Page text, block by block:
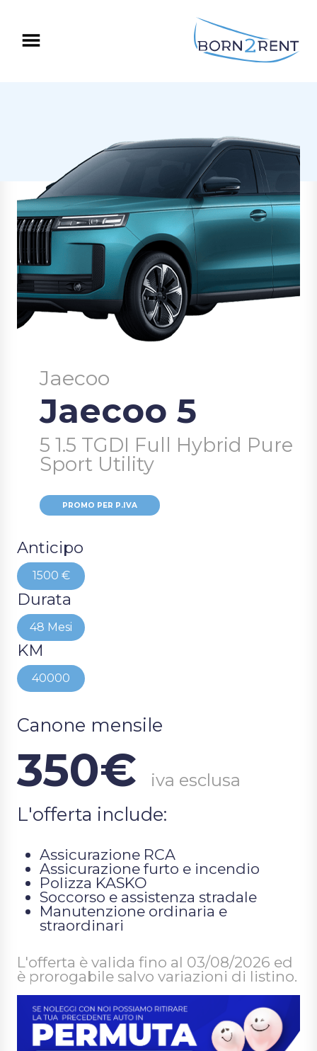
Jaecoo
Jaecoo 5
5 1.5 TGDI Full Hybrid Pure
Sport Utility
PROMO PER P.IVA
Anticipo
1500 €
Durata
48 Mesi
KM
40000
Canone mensile
350€ iva esclusa
L'offerta include:
Assicurazione RCA
Assicurazione furto e incendio
Polizza KASKO
Soccorso e assistenza stradale
Manutenzione ordinaria e
straordinari
L'offerta è valida fino al 03/08/2026 ed
è prorogabile salvo variazioni di listino.